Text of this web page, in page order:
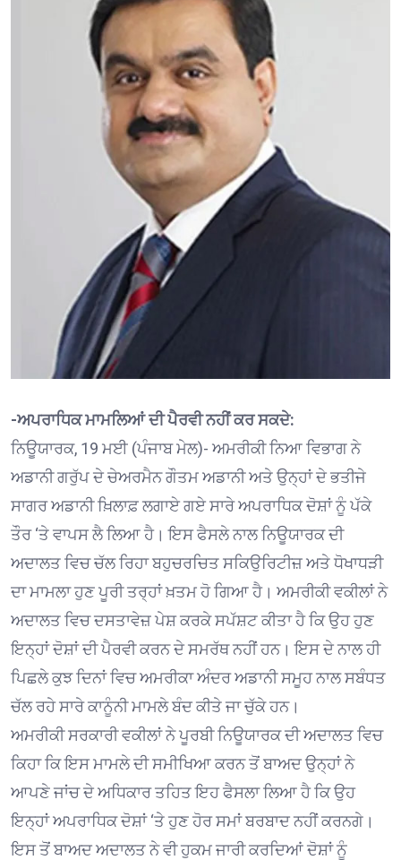
-ਅਪਰਾਧਿਕ ਮਾਮਲਿਆਂ ਦੀ ਪੈਰਵੀ ਨਹੀਂ ਕਰ ਸਕਦੇ:
ਨਿਊਯਾਰਕ, 19 ਮਈ (ਪੰਜਾਬ ਮੇਲ)- ਅਮਰੀਕੀ ਨਿਆ ਵਿਭਾਗ ਨੇ
ਅਡਾਨੀ ਗਰੁੱਪ ਦੇ ਚੇਅਰਮੈਨ ਗੌਤਮ ਅਡਾਨੀ ਅਤੇ ਉਨ੍ਹਾਂ ਦੇ ਭਤੀਜੇ
ਸਾਗਰ ਅਡਾਨੀ ਖ਼ਿਲਾਫ਼ ਲਗਾਏ ਗਏ ਸਾਰੇ ਅਪਰਾਧਿਕ ਦੋਸ਼ਾਂ ਨੂੰ ਪੱਕੇ
ਤੌਰ ‘ਤੇ ਵਾਪਸ ਲੈ ਲਿਆ ਹੈ। ਇਸ ਫੈਸਲੇ ਨਾਲ ਨਿਊਯਾਰਕ ਦੀ
ਅਦਾਲਤ ਵਿਚ ਚੱਲ ਰਿਹਾ ਬਹੁਚਰਚਿਤ ਸਕਿਉਰਿਟੀਜ਼ ਅਤੇ ਧੋਖਾਧੜੀ
ਦਾ ਮਾਮਲਾ ਹੁਣ ਪੂਰੀ ਤਰ੍ਹਾਂ ਖ਼ਤਮ ਹੋ ਗਿਆ ਹੈ। ਅਮਰੀਕੀ ਵਕੀਲਾਂ ਨੇ
ਅਦਾਲਤ ਵਿਚ ਦਸਤਾਵੇਜ਼ ਪੇਸ਼ ਕਰਕੇ ਸਪੱਸ਼ਟ ਕੀਤਾ ਹੈ ਕਿ ਉਹ ਹੁਣ
ਇਨ੍ਹਾਂ ਦੋਸ਼ਾਂ ਦੀ ਪੈਰਵੀ ਕਰਨ ਦੇ ਸਮਰੱਥ ਨਹੀਂ ਹਨ। ਇਸ ਦੇ ਨਾਲ ਹੀ
ਪਿਛਲੇ ਕੁਝ ਦਿਨਾਂ ਵਿਚ ਅਮਰੀਕਾ ਅੰਦਰ ਅਡਾਨੀ ਸਮੂਹ ਨਾਲ ਸਬੰਧਤ
ਚੱਲ ਰਹੇ ਸਾਰੇ ਕਾਨੂੰਨੀ ਮਾਮਲੇ ਬੰਦ ਕੀਤੇ ਜਾ ਚੁੱਕੇ ਹਨ।
ਅਮਰੀਕੀ ਸਰਕਾਰੀ ਵਕੀਲਾਂ ਨੇ ਪੂਰਬੀ ਨਿਊਯਾਰਕ ਦੀ ਅਦਾਲਤ ਵਿਚ
ਕਿਹਾ ਕਿ ਇਸ ਮਾਮਲੇ ਦੀ ਸਮੀਖਿਆ ਕਰਨ ਤੋਂ ਬਾਅਦ ਉਨ੍ਹਾਂ ਨੇ
ਆਪਣੇ ਜਾਂਚ ਦੇ ਅਧਿਕਾਰ ਤਹਿਤ ਇਹ ਫੈਸਲਾ ਲਿਆ ਹੈ ਕਿ ਉਹ
ਇਨ੍ਹਾਂ ਅਪਰਾਧਿਕ ਦੋਸ਼ਾਂ ‘ਤੇ ਹੁਣ ਹੋਰ ਸਮਾਂ ਬਰਬਾਦ ਨਹੀਂ ਕਰਨਗੇ।
ਇਸ ਤੋਂ ਬਾਅਦ ਅਦਾਲਤ ਨੇ ਵੀ ਹੁਕਮ ਜਾਰੀ ਕਰਦਿਆਂ ਦੋਸ਼ਾਂ ਨੂੰ